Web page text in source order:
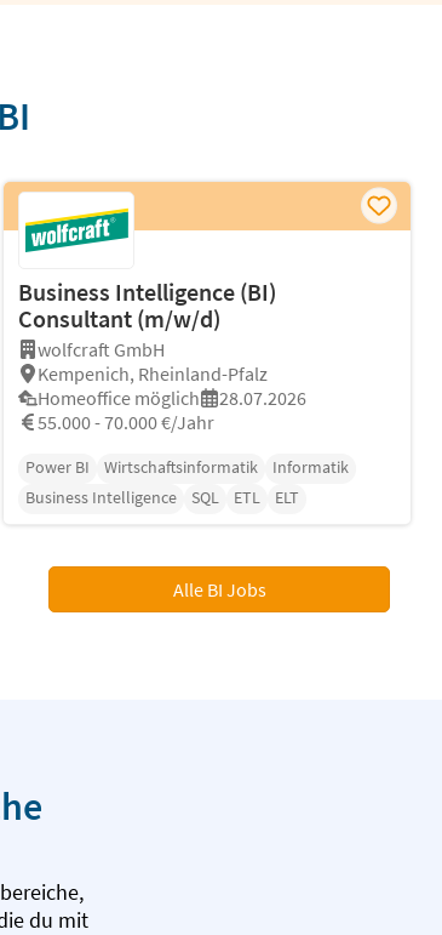
Business Intelligence (BI)
Consultant (m/w/d)
wolfcraft GmbH
Kempenich, Rheinland-Pfalz
Homeoffice möglich
28.07.2026
55.000 - 70.000 €/Jahr
Power BI Wirtschaftsinformatik
Informatik
Business Intelligence
SQL ETL ELT
Alle BI Jobs
du mit